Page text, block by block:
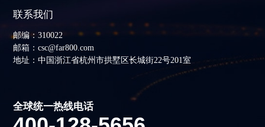
联系我们
邮编：310022
邮箱：csc@far800.com
地址：中国浙江省杭州市拱墅区长城街22号201室
全球统一热线电话